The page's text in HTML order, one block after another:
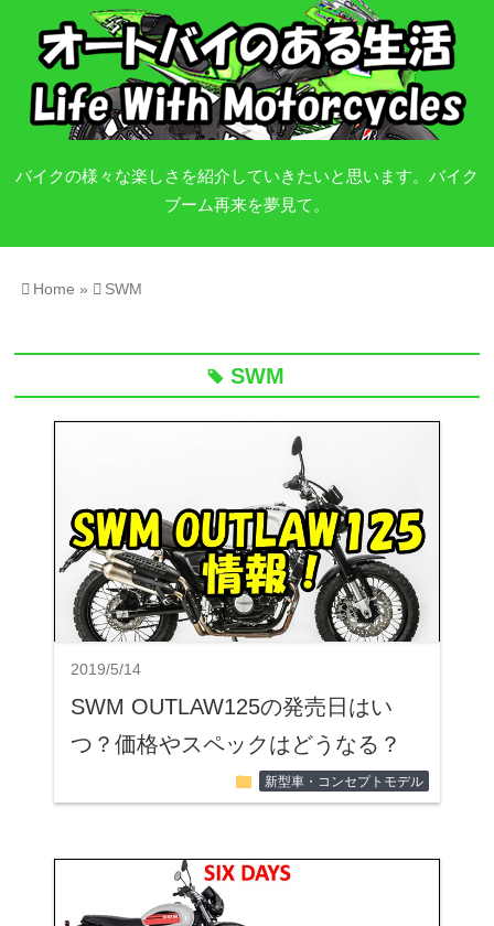
バイクの様々な楽しさを紹介していきたいと思います。バイク
ブーム再来を夢見て。
Home » SWM
tagSWM
2019/5/14
SWM OUTLAW125の発売日はい
つ？価格やスペックはどうなる？
folder 新型車・コンセプトモデル